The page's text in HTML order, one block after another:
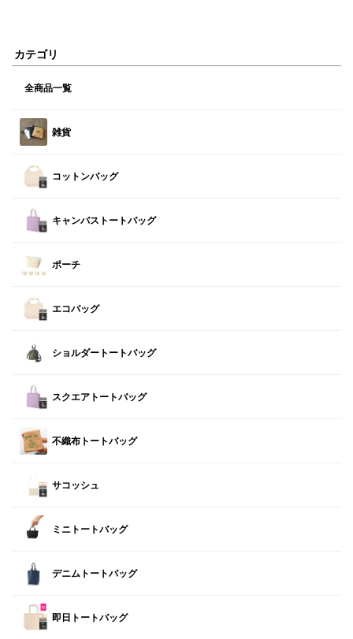
カテゴリ
全商品一覧
雑貨
コットンバッグ
キャンバストートバッグ
ポーチ
エコバッグ
ショルダートートバッグ
スクエアトートバッグ
不織布トートバッグ
サコッシュ
ミニトートバッグ
デニムトートバッグ
即日トートバッグ